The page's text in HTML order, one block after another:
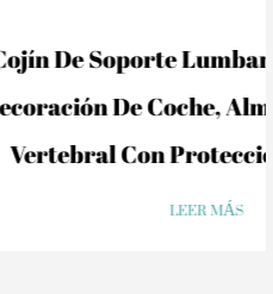
Trasero Para
Almohada Lumbar
Arqueada